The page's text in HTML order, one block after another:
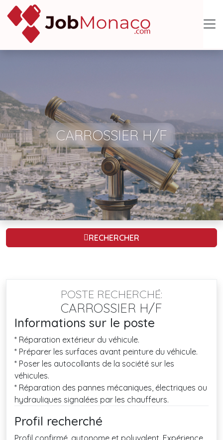
CARROSSIER H/F
RECHERCHER
POSTE RECHERCHÉ:
CARROSSIER H/F
Informations sur le poste
* Réparation extérieur du véhicule.
* Préparer les surfaces avant peinture du véhicule.
* Poser les autocollants de la société sur les
véhicules.
* Réparation des pannes mécaniques, électriques ou
hydrauliques signalées par les chauffeurs.
Profil recherché
Profil confirmé, autonome et polyvalent. Expérience